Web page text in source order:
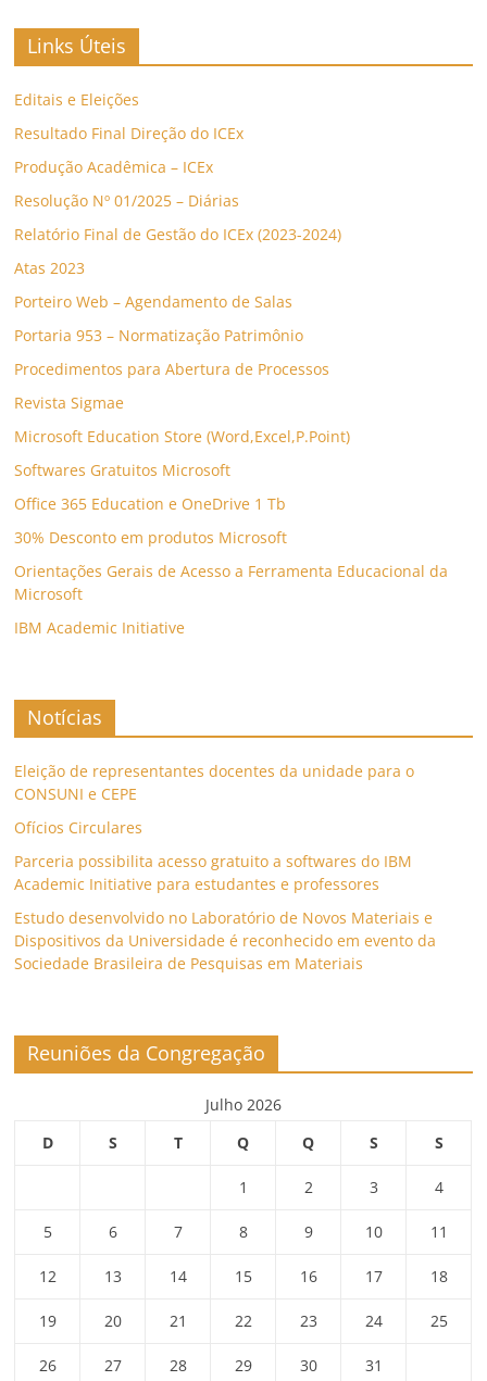
Links Úteis
Editais e Eleições
Resultado Final Direção do ICEx
Produção Acadêmica – ICEx
Resolução Nº 01/2025 – Diárias
Relatório Final de Gestão do ICEx (2023-2024)
Atas 2023
Porteiro Web – Agendamento de Salas
Portaria 953 – Normatização Patrimônio
Procedimentos para Abertura de Processos
Revista Sigmae
Microsoft Education Store (Word,Excel,P.Point)
Softwares Gratuitos Microsoft
Office 365 Education e OneDrive 1 Tb
30% Desconto em produtos Microsoft
Orientações Gerais de Acesso a Ferramenta Educacional da
Microsoft
IBM Academic Initiative
Notícias
Eleição de representantes docentes da unidade para o
CONSUNI e CEPE
Ofícios Circulares
Parceria possibilita acesso gratuito a softwares do IBM
Academic Initiative para estudantes e professores
Estudo desenvolvido no Laboratório de Novos Materiais e
Dispositivos da Universidade é reconhecido em evento da
Sociedade Brasileira de Pesquisas em Materiais
Reuniões da Congregação
Julho 2026
D
S T Q Q S S
1 2 3 4
5 6 7 8 9 10 11
12 13 14 15 16 17 18
19 20 21 22 23 24 25
26 27 28 29 30 31